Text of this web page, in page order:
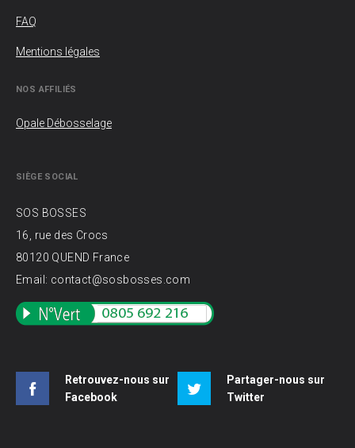
FAQ
Mentions légales
NOS AFFILIÉS
Opale Débosselage
SIÈGE SOCIAL
SOS BOSSES
16, rue des Crocs
80120 QUEND France
Email: contact@sosbosses.com
Retrouvez-nous sur
Facebook
Partager-nous sur
Twitter